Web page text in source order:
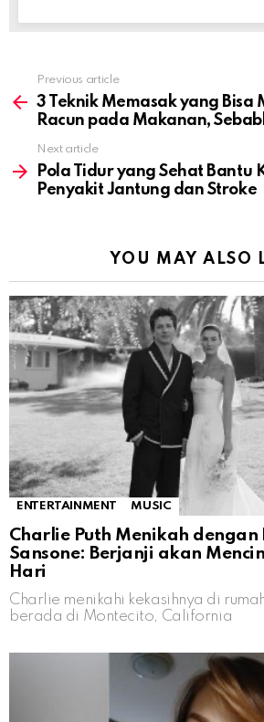
more
Previous article
3 Teknik Memasak yang Bisa
Racun pada Makanan,
Next article
Pola Tidur yang Sehat Bantu
Penyakit Jantung dan Stroke
YOU MAY ALSO
ENTERTAINMENT MUSIC
Charlie Puth Menikah dengan
Sansone: Berjanji akan
Hari
Charlie menikahi kekasihnya di
berada di Montecito, California